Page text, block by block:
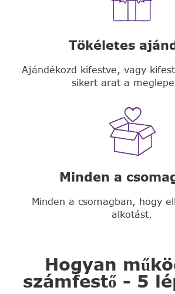
Tökéletes
Ajándékozd kifestve, vagy
sikert arat a
Minden a
Minden a csomagban, hogy
alkotást.
Hogyan
számfestő - 5